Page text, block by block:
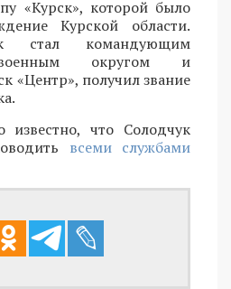
«Курск», которой было
Курской области.
стал командующим
округом и
«Центр», получил звание
известно, что Солодчук
всеми службами